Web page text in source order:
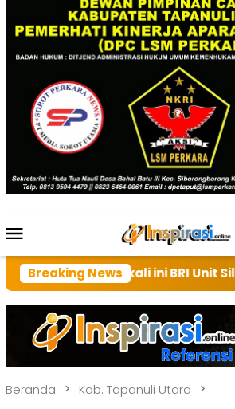
Mobile
Breaking News
ini BRI Unit Silindung Tarutung
Beranda Kab. Tapanuli Utara